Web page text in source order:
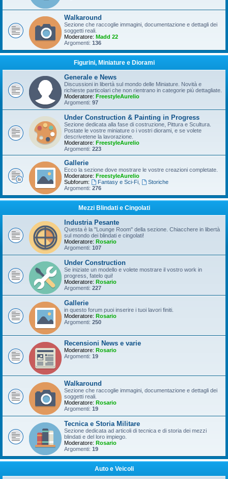
Walkaround
Sezione che raccoglie immagini, documentazione e dettagli dei
soggetti reali.
Moderatore: Madd 22
Argomenti: 136
Figurini, Miniature e Diorami
Generale e News
Discussioni in libertà sul mondo delle Miniature. Novità e
richieste particolari che non rientrano in categorie più dettagliate.
Moderatore: FreestyleAurelio
Argomenti: 97
Under Construction & Painting in Progress
Sezione dedicata alla fase di costruzione, Pittura e Scultura.
Postate le vostre miniature o i vostri diorami, e se volete
descrivetene la lavorazione.
Moderatore: FreestyleAurelio
Argomenti: 223
Gallerie
Ecco la sezione dove mostrare le vostre creazioni completate.
Moderatore: FreestyleAurelio
Subforum:
Fantasy e Sci-Fi,
Storiche
Argomenti: 276
Mezzi Blindati e Cingolati
Industria Pesante
Questa è la "Lounge Room" della sezione. Chiacchere in libertà
sul mondo dei blindati e cingolati!
Moderatore: Rosario
Argomenti: 107
Under Construction
Se iniziate un modello e volete mostrare il vostro work in
progress, fatelo qui!
Moderatore: Rosario
Argomenti: 227
Gallerie
in questo forum puoi inserire i tuoi lavori finiti.
Moderatore: Rosario
Argomenti: 250
Recensioni News e varie
Moderatore: Rosario
Argomenti: 19
Walkaround
Sezione che raccoglie immagini, documentazione e dettagli dei
soggetti reali.
Moderatore: Rosario
Argomenti: 19
Tecnica e Storia Militare
Sezione dedicata ad articoli di tecnica e di storia dei mezzi
blindati e del loro impiego.
Moderatore: Rosario
Argomenti: 19
Auto e Veicoli